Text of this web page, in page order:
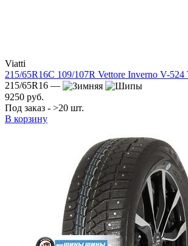
Viatti
215/65R16C 109/107R Vettore Inverno V-
215/65R16 —
9250 руб.
Под заказ - >20 шт.
В корзину